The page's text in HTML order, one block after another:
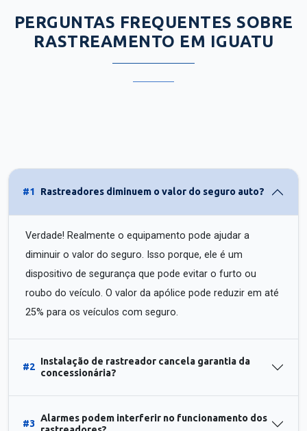
PERGUNTAS FREQUENTES SOBRE
RASTREAMENTO EM IGUATU
#1 Rastreadores diminuem o valor do seguro auto?
Verdade! Realmente o equipamento pode ajudar a
diminuir o valor do seguro. Isso porque, ele é um
dispositivo de segurança que pode evitar o furto ou
roubo do veículo. O valor da apólice pode reduzir em até
25% para os veículos com seguro.
#2
Instalação de rastreador cancela garantia da
concessionária?
#3
Alarmes podem interferir no funcionamento dos